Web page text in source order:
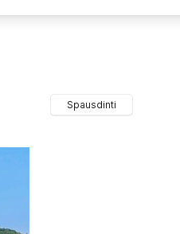
Spausdinti